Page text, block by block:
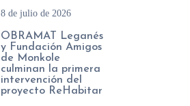
8 de julio de 2026
OBRAMAT Leganés
y Fundación Amigos
de Monkole
culminan la primera
intervención del
proyecto ReHabitar